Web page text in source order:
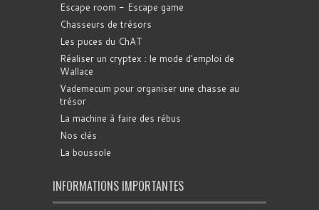
Escape room - Escape game
Chasseurs de trésors
Les puces du ChAT
Réaliser un cryptex : le mode d'emploi de
Wallace
Vademecum pour organiser une chasse au
trésor
La machine à faire des rébus
Nos clés
La boussole
INFORMATIONS IMPORTANTES